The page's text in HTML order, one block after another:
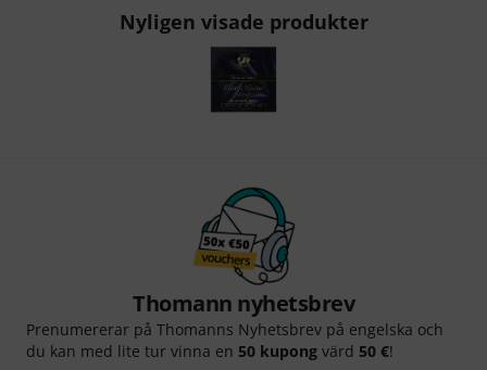
Nyligen visade produkter
Thomann nyhetsbrev
Prenumererar på Thomanns Nyhetsbrev på engelska och
du kan med lite tur vinna en 50 kupong värd 50 €!